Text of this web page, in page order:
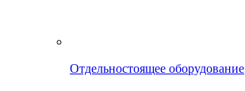
Отдельностоящее оборудование